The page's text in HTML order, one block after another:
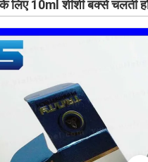
के लिए 10ml शीशी बक्से चलती